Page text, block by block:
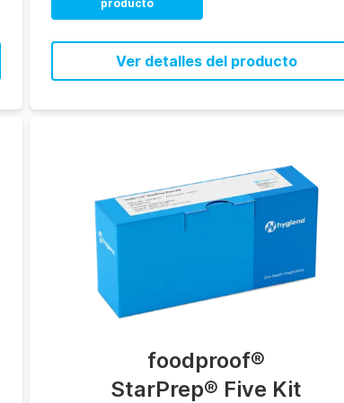
producto
Ver detalles del producto
foodproof®
StarPrep® Five Kit